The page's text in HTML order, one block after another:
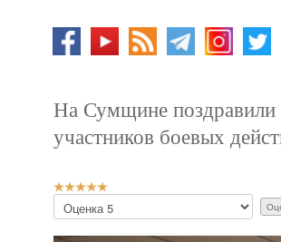
На Сумщине поздравили
участников боевых
Р
й
П
о
ж